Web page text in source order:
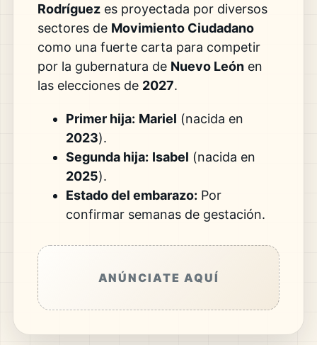
Rodríguezes proyectada por diversos
sectores de Movimiento Ciudadano
como una fuerte carta para competir
por la gubernatura de Nuevo Leónen
las elecciones de 2027.
Primer hija: Mariel (nacida en
2023).
Segunda hija: Isabel (nacida en
2025).
Estado del embarazo: Por
confirmar semanas de gestación.
ANÚNCIATE AQUÍ